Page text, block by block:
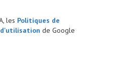
les Politiques de
de Google